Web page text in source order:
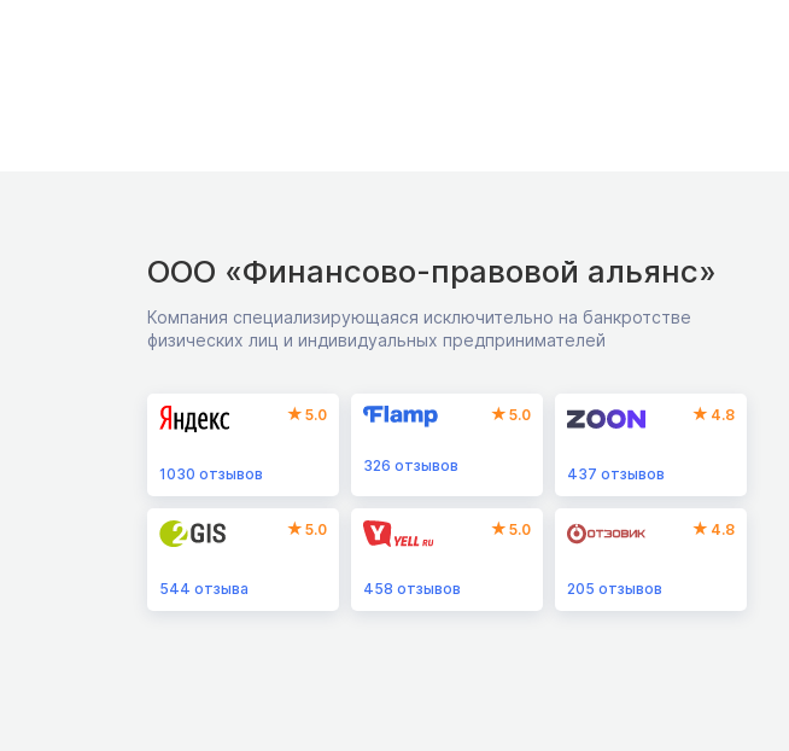
ООО «Финансово-правовой альянс»
Компания специализирующаяся исключительно на банкротстве
физических лиц и индивидуальных предпринимателей
5.0
1030 отзывов
5.0
326 отзывов
4.8
437 отзывов
5.0
544 отзыва
5.0
458 отзывов
4.8
205 отзывов